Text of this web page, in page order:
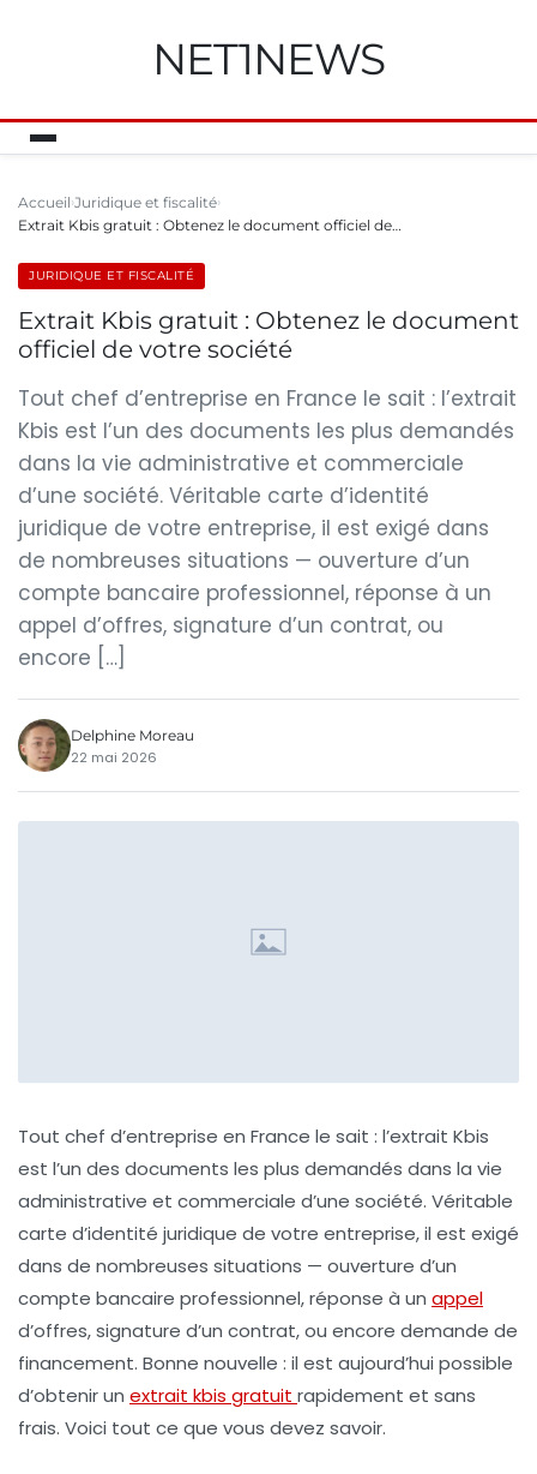
NET1NEWS
Accueil Juridique et fiscalité
Extrait Kbis gratuit : Obtenez le document officiel de…
JURIDIQUE ET FISCALITÉ
Extrait Kbis gratuit : Obtenez le document
officiel de votre société
Tout chef d’entreprise en France le sait : l’extrait
Kbis est l’un des documents les plus demandés
dans la vie administrative et commerciale
d’une société. Véritable carte d’identité
juridique de votre entreprise, il est exigé dans
de nombreuses situations — ouverture d’un
compte bancaire professionnel, réponse à un
appel d’offres, signature d’un contrat, ou
encore […]
Delphine Moreau
22 mai 2026
Tout chef d’entreprise en France le sait : l’extrait Kbis
est l’un des documents les plus demandés dans la vie
administrative et commerciale d’une société. Véritable
carte d’identité juridique de votre entreprise, il est exigé
dans de nombreuses situations — ouverture d’un
compte bancaire professionnel, réponse à un appel
d’offres, signature d’un contrat, ou encore demande de
financement. Bonne nouvelle : il est aujourd’hui possible
d’obtenir un extrait kbis gratuit rapidement et sans
frais. Voici tout ce que vous devez savoir.